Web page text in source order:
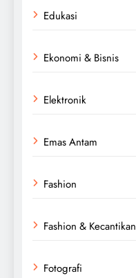
Edukasi
Ekonomi & Bisnis
Elektronik
Emas Antam
Fashion
Fashion & Kecantikan
Fotografi